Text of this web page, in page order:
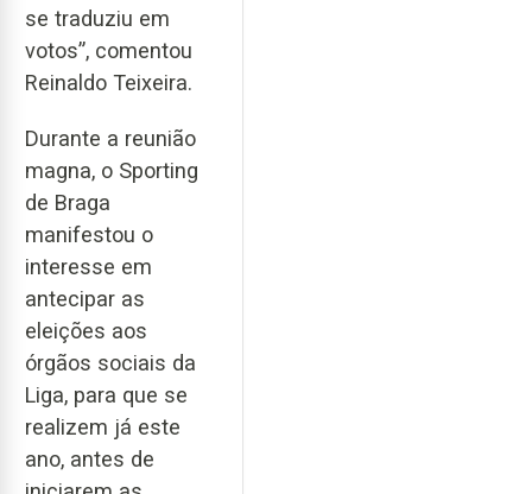
se traduziu em
votos”, comentou
Reinaldo Teixeira.
Durante a reunião
magna, o Sporting
de Braga
manifestou o
interesse em
antecipar as
eleições aos
órgãos sociais da
Liga, para que se
realizem já este
ano, antes de